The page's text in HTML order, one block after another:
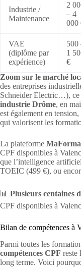
Industrie /
Maintenance
2
– 4
000
VAE
(diplôme par
expérience)
500
1
€
Zoom sur le marché
des entreprises
Schneider Electric…), ce
industrie Drôme, en
est également en
qui valorisent les
La plateforme
CPF disponibles à
que l’intelligence
TOEIC (499 €), ou
📊 Plusieurs centaines
CPF disponibles à
Bilan de compétences à
Parmi toutes les
compétences CPF reste
long terme. Voici